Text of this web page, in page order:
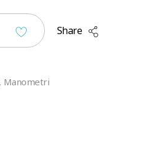
Share
, Manometri